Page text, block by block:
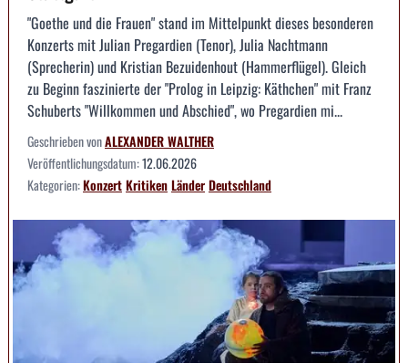
"Goethe und die Frauen" stand im Mittelpunkt dieses besonderen
Konzerts mit Julian Pregardien (Tenor), Julia Nachtmann
(Sprecherin) und Kristian Bezuidenhout (Hammerflügel). Gleich
zu Beginn faszinierte der "Prolog in Leipzig: Käthchen" mit Franz
Schuberts "Willkommen und Abschied", wo Pregardien mi...
Geschrieben vonALEXANDER WALTHER
Veröffentlichungsdatum:12.06.2026
Kategorien:KonzertKritikenLänderDeutschland